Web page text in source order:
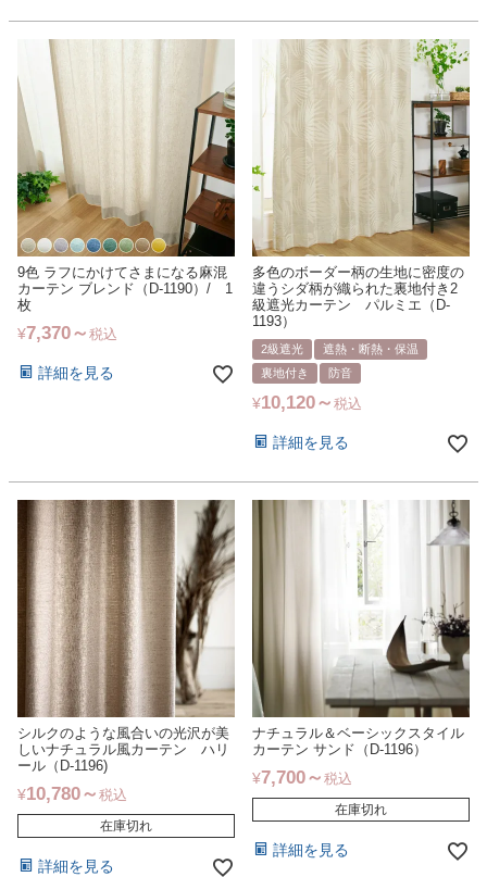
9色 ラフにかけてさまになる麻混
カーテン ブレンド（D-1190）/ 1
枚
¥7,370 税込
詳細を見る
多色のボーダー柄の生地に密度の
違うシダ柄が織られた裏地付き2
級遮光カーテン パルミエ（D-
1193）
2級遮光
遮熱・断熱・保温
裏地付き
防音
¥10,120 税込
詳細を見る
シルクのような風合いの光沢が美
しいナチュラル風カーテン ハリ
ール（D-1196)
¥10,780
税込
在庫切れ
詳細を見る
ナチュラル＆ベーシックスタイル
カーテン サンド（D-1196）
¥7,700
税込
在庫切れ
詳細を見る